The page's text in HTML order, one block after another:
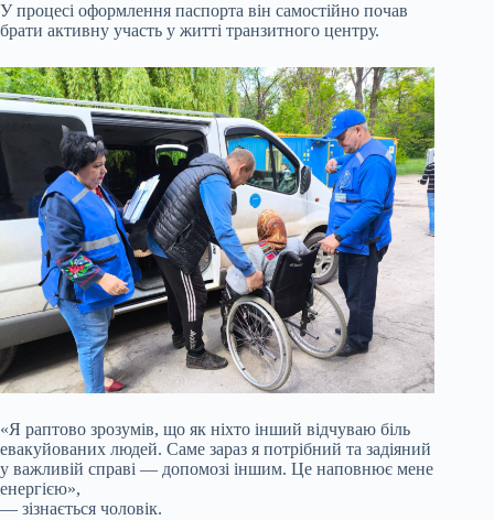
У процесі оформлення паспорта він самостійно почав
брати активну участь у житті транзитного центру.
«Я раптово зрозумів, що як ніхто інший відчуваю біль
евакуйованих людей. Саме зараз я потрібний та задіяний
у важливій справі — допомозі іншим. Це наповнює мене
енергією»,
— зізнається чоловік.